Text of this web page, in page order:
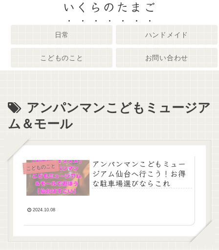
いくらのたまご
日常 ハンドメイド
こどものこと お問い合わせ
アンパンマンこどもミュージア
ム＆モール
こどものこと
アンパンマンこどもミュー
ジアム仙台へ行こう！お得
な駐車場選びならこれ
2024.10.08